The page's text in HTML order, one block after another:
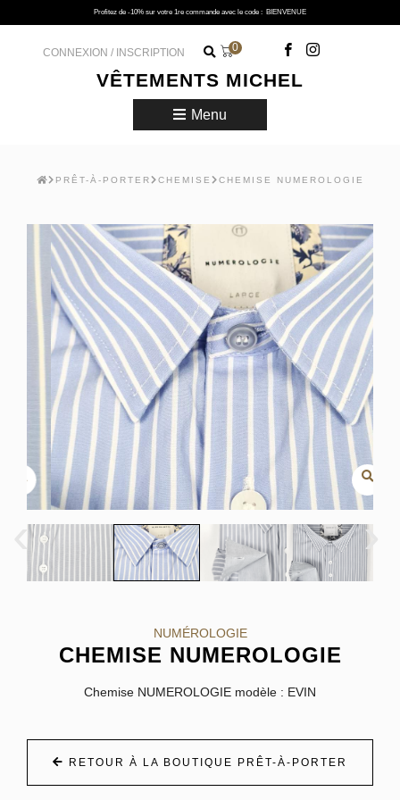
Profitez de -10% sur votre 1re commande avec le code : BIENVENUE
VÊTEMENTS MICHEL
CONNEXION / INSCRIPTION 0
Menu
PRÊT-À-PORTER CHEMISE CHEMISE NUMEROLOGIE
NUMÉROLOGIE
CHEMISE NUMEROLOGIE
Chemise NUMEROLOGIE modèle : EVIN
RETOUR À LA BOUTIQUE PRÊT-À-PORTER
‹ ›